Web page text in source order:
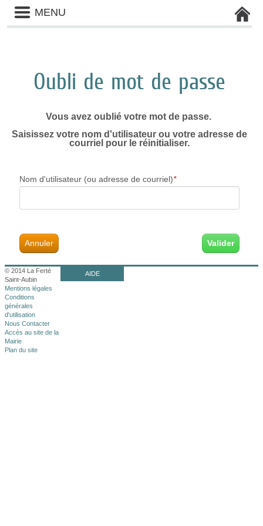
Liste
des
avertissements
MENU
Oubli de mot de passe
Vous avez oublié votre mot de passe.
Saisissez votre nom d'utilisateur ou votre adresse de
courriel pour le réinitialiser.
Nom d'utilisateur (ou adresse de courriel)*
Annuler
© 2014 La Ferté
Saint-Aubin
Mentions légales
Conditions
générales
d'utilisation
Nous Contacter
Accès au site de la
Mairie
Plan du site
AIDE